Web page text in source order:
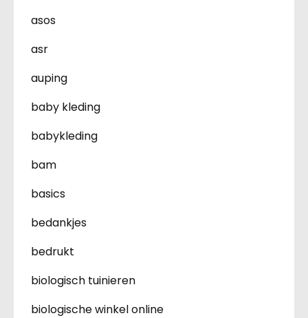
asos
asr
auping
baby kleding
babykleding
bam
basics
bedankjes
bedrukt
biologisch tuinieren
biologische winkel online